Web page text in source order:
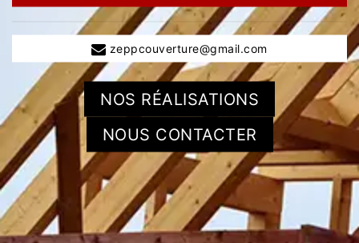
zeppcouverture@gmail.com
NOS RÉALISATIONS
NOUS CONTACTER